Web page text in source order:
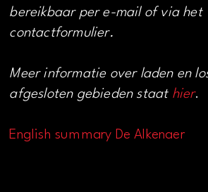
bereikbaar per e-mail of via het
contactformulier.
Meer informatie over laden en
afgesloten gebieden staat hier.
English summary De Alkenaer